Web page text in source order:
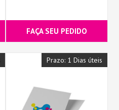
FAÇA SEU PEDIDO
Prazo: 1 Dias úteis